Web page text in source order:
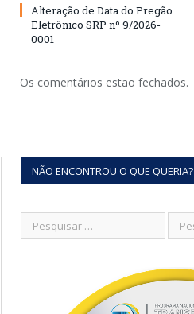
Alteração de Data do Pregão
Eletrônico SRP nº 9/2026-
0001
Os comentários estão fechados.
NÃO ENCONTROU O QUE QUERIA?